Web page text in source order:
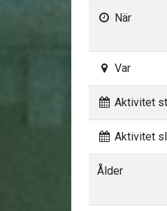
När
Var
Aktivitet
Aktivitet
Ålder